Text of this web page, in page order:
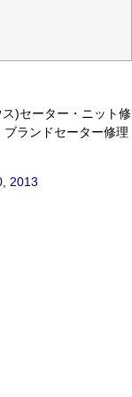
)セーター・ニット修
ランドセーター修理
2013